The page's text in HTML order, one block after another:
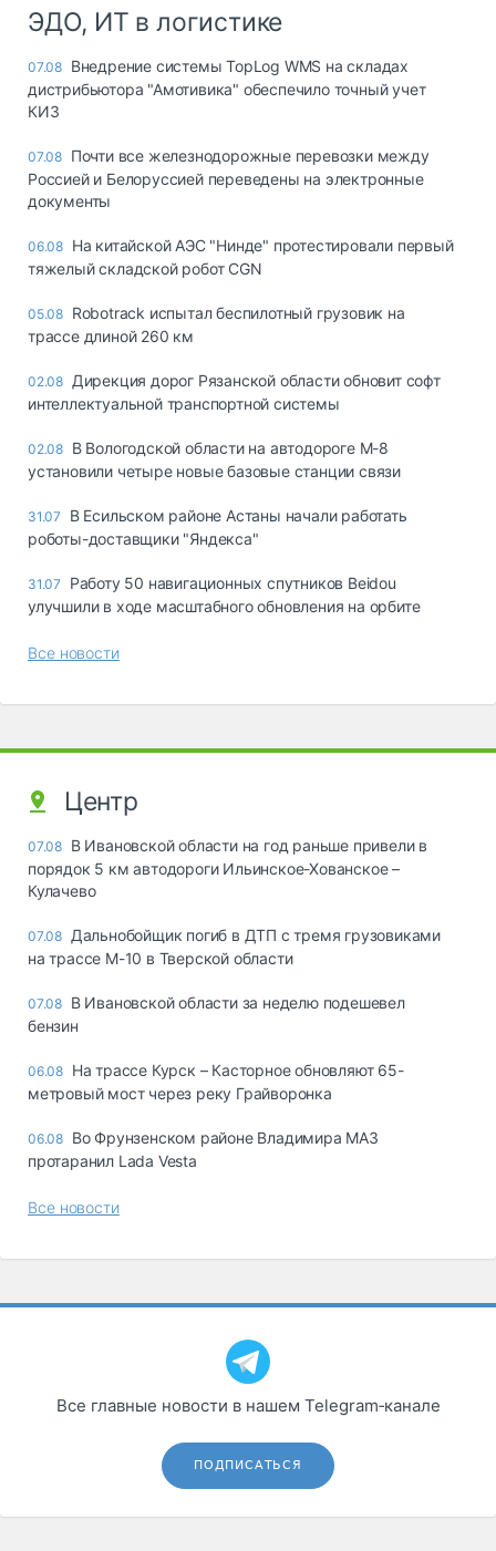
ЭДО, ИТ в логистике
07.08 Внедрение системы TopLog WMS на складах
дистрибьютора "Амотивика" обеспечило точный учет
КИЗ
07.08 Почти все железнодорожные перевозки между
Россией и Белоруссией переведены на электронные
документы
06.08 На китайской АЭС "Нинде" протестировали первый
тяжелый складской робот CGN
05.08 Robotrack испытал беспилотный грузовик на
трассе длиной 260 км
02.08 Дирекция дорог Рязанской области обновит софт
интеллектуальной транспортной системы
02.08 В Вологодской области на автодороге М-8
установили четыре новые базовые станции связи
31.07
В Есильском районе Астаны начали работать
роботы-доставщики "Яндекса"
31.07
Работу 50 навигационных спутников Beidou
улучшили в ходе масштабного обновления на орбите
Все новости
Центр
07.08 В Ивановской области на год раньше привели в
порядок 5 км автодороги Ильинское-Хованское –
Кулачево
07.08 Дальнобойщик погиб в ДТП с тремя грузовиками
на трассе М-10 в Тверской области
07.08 В Ивановской области за неделю подешевел
бензин
06.08 На трассе Курск – Касторное обновляют 65-
метровый мост через реку Грайворонка
06.08 Во Фрунзенском районе Владимира МАЗ
протаранил Lada Vesta
Все новости
Все главные новости в нашем Telegram‑канале
ПОДПИСАТЬСЯ